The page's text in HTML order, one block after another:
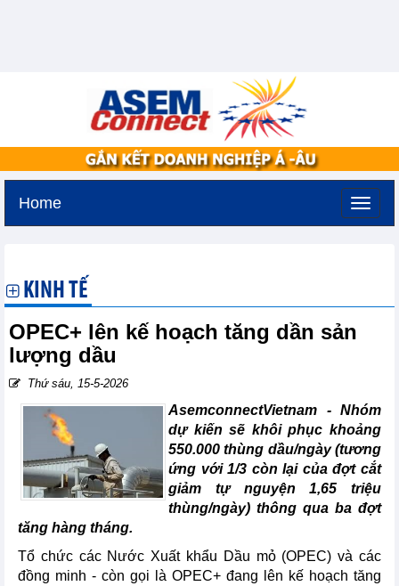
Home
KINH TẾ
OPEC+ lên kế hoạch tăng dần sản
lượng dầu
Thứ sáu, 15-5-2026
AsemconnectVietnam - Nhóm
dự kiến sẽ khôi phục khoảng
550.000 thùng dầu/ngày (tương
ứng với 1/3 còn lại của đợt cắt
giảm tự nguyện 1,65 triệu
thùng/ngày) thông qua ba đợt
tăng hàng tháng.
Tổ chức các Nước Xuất khẩu Dầu mỏ (OPEC) và các
đồng minh - còn gọi là OPEC+ đang lên kế hoạch tăng